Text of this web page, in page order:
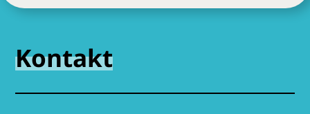
Kontakt